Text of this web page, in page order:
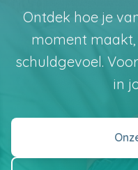
Ontdek hoe je
moment
schuldgevoel.
in